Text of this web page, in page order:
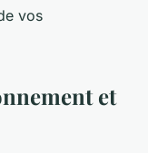
vos
et